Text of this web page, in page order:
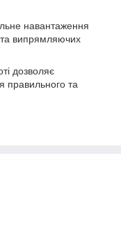
навантаження
випрямляючих
дозволяє
правильного та